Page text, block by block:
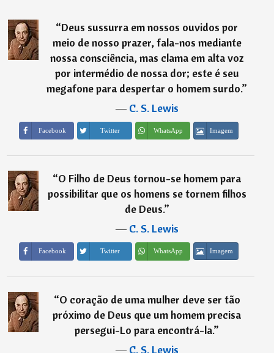
“Deus sussurra em nossos ouvidos por
meio de nosso prazer, fala-nos mediante
nossa consciência, mas clama em alta voz
por intermédio de nossa dor; este é seu
megafone para despertar o homem surdo.”
―C. S. Lewis
Facebook Twitter WhatsApp Imagem
“O Filho de Deus tornou-se homem para
possibilitar que os homens se tornem filhos
de Deus.”
―C. S. Lewis
Facebook Twitter WhatsApp Imagem
“O coração de uma mulher deve ser tão
próximo de Deus que um homem precisa
persegui-Lo para encontrá-la.”
―C. S. Lewis